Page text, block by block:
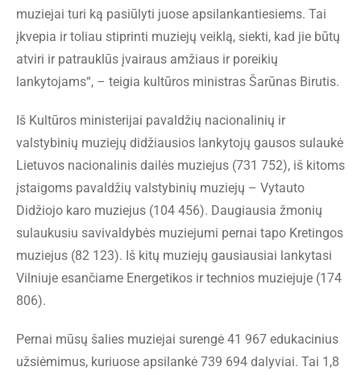
muziejai turi ką pasiūlyti juose apsilankantiesiems. Tai
įkvepia ir toliau stiprinti muziejų veiklą, siekti, kad jie būtų
atviri ir patrauklūs įvairaus amžiaus ir poreikių
lankytojams“, – teigia kultūros ministras Šarūnas Birutis.
Iš Kultūros ministerijai pavaldžių nacionalinių ir
valstybinių muziejų didžiausios lankytojų gausos sulaukė
Lietuvos nacionalinis dailės muziejus (731 752), iš kitoms
įstaigoms pavaldžių valstybinių muziejų – Vytauto
Didžiojo karo muziejus (104 456). Daugiausia žmonių
sulaukusiu savivaldybės muziejumi pernai tapo Kretingos
muziejus (82 123). Iš kitų muziejų gausiausiai lankytasi
Vilniuje esančiame Energetikos ir technios muziejuje (174
806).
Pernai mūsų šalies muziejai surengė 41 967 edukacinius
užsiėmimus, kuriuose apsilankė 739 694 dalyviai. Tai 1,8